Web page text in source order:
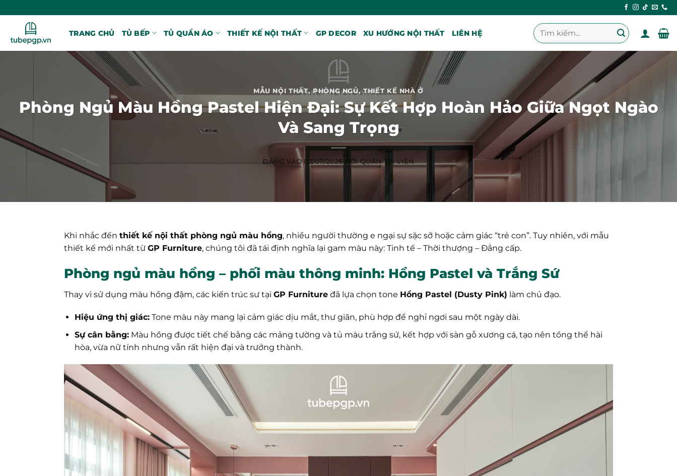
qua
dung
TRANG CHỦ TỦ BẾP TỦ QUẦN ÁO THIẾT KẾ NỘI THẤT GP DECOR XU HƯỚNG NỘI THẤT LIÊN HỆ
Tìm
kiếm:
MẪU NỘI THẤT,PHÒNG NGỦ,THIẾT KẾ NHÀ Ở
Phòng Ngủ Màu Hồng Pastel Hiện Đại: Sự Kết Hợp Hoàn Hảo Giữa Ngọt Ngào
Và Sang Trọng
ĐĂNG VÀO02/07/2026 BỞIQUẢN TRỊ VIÊN
Khi nhắc đến thiết kế nội thất phòng ngủ màu hồng, nhiều người thường e ngại sự sặc sỡ hoặc cảm giác “trẻ con”. Tuy nhiên, với mẫu
thiết kế mới nhất từ GP Furniture, chúng tôi đã tái định nghĩa lại gam màu này: Tinh tế – Thời thượng – Đẳng cấp.
Phòng ngủ màu hồng – phối màu thông minh: Hồng Pastel và Trắng Sứ
Thay vì sử dụng màu hồng đậm, các kiến trúc sư tại GP Furniture đã lựa chọn tone Hồng Pastel (Dusty Pink) làm chủ đạo.
Hiệu ứng thị giác:Tone màu này mang lại cảm giác dịu mắt, thư giãn, phù hợp để nghỉ ngơi sau một ngày dài.
Sự cân bằng:Màu hồng được tiết chế bằng các mảng tường và tủ màu trắng sứ, kết hợp với sàn gỗ xương cá, tạo nên tổng thể hài
hòa, vừa nữ tính nhưng vẫn rất hiện đại và trưởng thành.